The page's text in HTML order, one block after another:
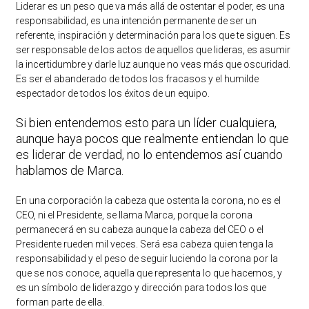
Liderar es un peso que va más allá de ostentar el poder, es una
responsabilidad, es una intención permanente de ser un
referente, inspiración y determinación para los que te siguen. Es
ser responsable de los actos de aquellos que lideras, es asumir
la incertidumbre y darle luz aunque no veas más que oscuridad.
Es ser el abanderado de todos los fracasos y el humilde
espectador de todos los éxitos de un equipo.
Si bien entendemos esto para un líder cualquiera,
aunque haya pocos que realmente entiendan lo que
es liderar de verdad, no lo entendemos así cuando
hablamos de Marca.
En una corporación la cabeza que ostenta la corona, no es el
CEO, ni el Presidente, se llama Marca, porque la corona
permanecerá en su cabeza aunque la cabeza del CEO o el
Presidente rueden mil veces. Será esa cabeza quien tenga la
responsabilidad y el peso de seguir luciendo la corona por la
que se nos conoce, aquella que representa lo que hacemos, y
es un símbolo de liderazgo y dirección para todos los que
forman parte de ella.